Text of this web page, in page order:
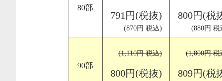
80部
791円(税抜)
(870円 税込)
800円(税
(880円 税
90部
(1,110円 税込)
800円(税抜)
(1,800円 税
809円(税